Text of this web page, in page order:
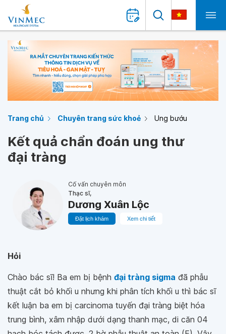
Trang chủ Chuyên trang sức khoẻ Ung bướu
Kết quả chẩn đoán ung thư
đại tràng
Cố vấn chuyên môn
Thạc sĩ,
Dương Xuân Lộc
Đặt lịch khám Xem chi tiết
Hỏi
Chào bác sĩ! Ba em bị bệnh đại tràng sigma đã phẫu
thuật cắt bỏ khối u nhưng khi phân tích khối u thì bác sĩ
kết luận ba em bị carcinoma tuyến đại tràng biệt hóa
trung bình, xâm nhập dưới dạng thanh mạc, di căn 04